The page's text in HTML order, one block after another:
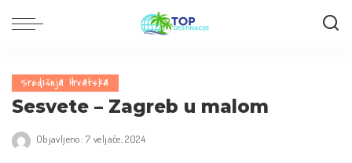
Središnja Hrvatska
Sesvete – Zagreb u malom
Objavljeno: 7 veljače, 2024